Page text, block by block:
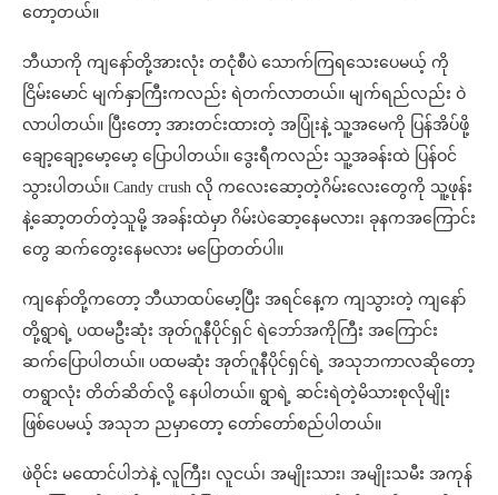
တော့တယ်။
ဘီယာကို ကျနော်တို့အားလုံး တငုံစီပဲ သောက်ကြရသေးပေမယ့် ကို
ငြိမ်းမောင် မျက်နှာကြီးကလည်း ရဲတက်လာတယ်။ မျက်ရည်လည်း ဝဲ
လာပါတယ်။ ပြီးတော့ အားတင်းထားတဲ့ အပြုံးနဲ့ သူ့အမေကို ပြန်အိပ်ဖို့
ချော့ချော့မော့မော့ ပြောပါတယ်။ ဒွေးရီကလည်း သူ့အခန်းထဲ ပြန်ဝင်
သွားပါတယ်။ Candy crush လို ကလေးဆော့တဲ့ဂိမ်းလေးတွေကို သူ့ဖုန်း
နဲ့ဆော့တတ်တဲ့သူမို့ အခန်းထဲမှာ ဂိမ်းပဲဆော့နေမလား၊ ခုနကအကြောင်း
တွေ ဆက်တွေးနေမလား မပြောတတ်ပါ။
ကျနော်တို့ကတော့ ဘီယာထပ်မော့ပြီး အရင်နေ့က ကျသွားတဲ့ ကျနော်
တို့ရွာရဲ့ ပထမဦးဆုံး အုတ်ဂူနီပိုင်ရှင် ရဲဘော်အကိုကြီး အကြောင်း
ဆက်ပြောပါတယ်။ ပထမဆုံး အုတ်ဂူနီပိုင်ရှင်ရဲ့ အသုဘကာလဆိုတော့
တရွာလုံး တိတ်ဆိတ်လို့ နေပါတယ်။ ရွာရဲ့ ဆင်းရဲတဲ့မိသားစုလိုမျိုး
ဖြစ်ပေမယ့် အသုဘ ညမှာတော့ တော်တော်စည်ပါတယ်။
ဖဲဝိုင်း မထောင်ပါဘဲနဲ့ လူကြီး၊ လူငယ်၊ အမျိုးသား၊ အမျိုးသမီး အကုန်